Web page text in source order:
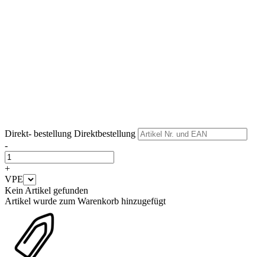
Direkt- bestellung Direktbestellung
-
+
VPE
Kein Artikel gefunden
Artikel wurde zum Warenkorb hinzugefügt